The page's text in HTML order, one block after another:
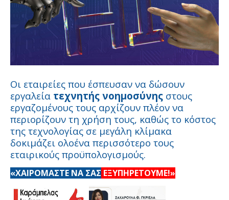
Οι εταιρείες που έσπευσαν να δώσουν
εργαλεία τεχνητής νοημοσύνης στους
εργαζομένους τους αρχίζουν πλέον να
περιορίζουν τη χρήση τους, καθώς το κόστος
της τεχνολογίας σε μεγάλη κλίμακα
δοκιμάζει ολοένα περισσότερο τους
εταιρικούς προϋπολογισμούς.
«ΧΑΙΡΟΜΑΣΤΕ ΝΑ ΣΑΣ ΕΞΥΠΗΡΕΤΟΥΜΕ!»